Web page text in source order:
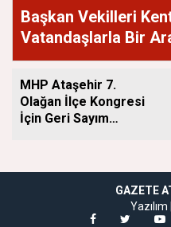
Başkan Vekilleri
Vatandaşlarla Bir
MHP Ataşehir 7.
Olağan İlçe Kongresi
İçin Geri Sayım
GAZETE
Yazılım |